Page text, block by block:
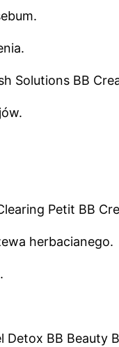
Solutions BB
Petit BB
herbacianego.
Detox BB Beauty